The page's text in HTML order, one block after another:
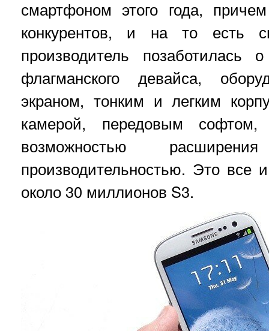
смартфоном этого года,
конкурентов, и на то есть
производитель позаботилась
флагманского девайса,
экраном, тонким и легким
камерой, передовым
возможностью
производительностью. Это все
около 30 миллионов S3.